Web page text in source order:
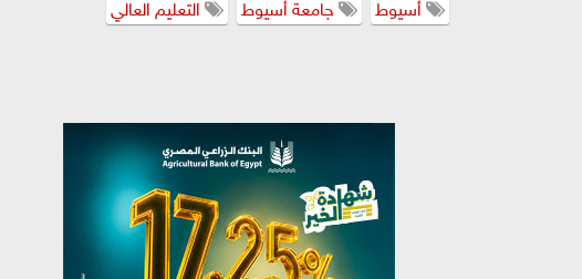
أسيوط
جامعة أسيوط التعليم العالي